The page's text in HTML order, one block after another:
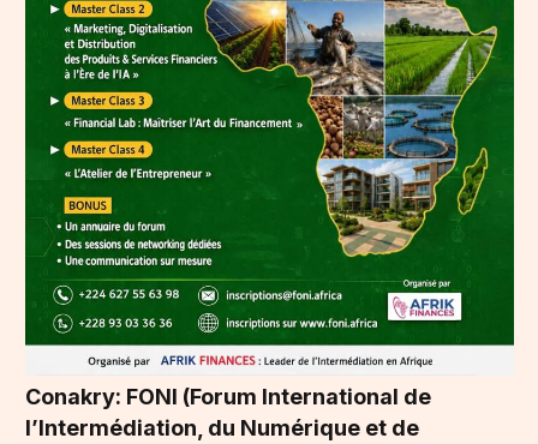
Conakry: FONI (Forum International de
l’Intermédiation, du Numérique et de